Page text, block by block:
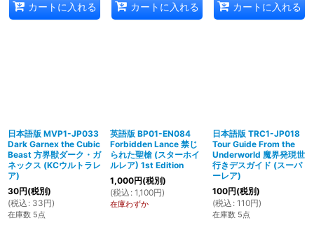
カートに入れる カートに入れる カートに入れる
日本語版 MVP1-JP033
Dark Garnex the Cubic
Beast 方界獣ダーク・ガ
ネックス (KCウルトラレ
ア)
30円(税別)
(税込 : 33円)
在庫数 5点
英語版 BP01-EN084
Forbidden Lance 禁じ
られた聖槍 (スターホイ
ルレア) 1st Edition
1,000円(税別)
(税込 : 1,100円)
在庫わずか
日本語版 TRC1-JP018
Tour Guide From the
Underworld 魔界発現世
行きデスガイド (スーパ
ーレア)
100円(税別)
(税込 : 110円)
在庫数 5点